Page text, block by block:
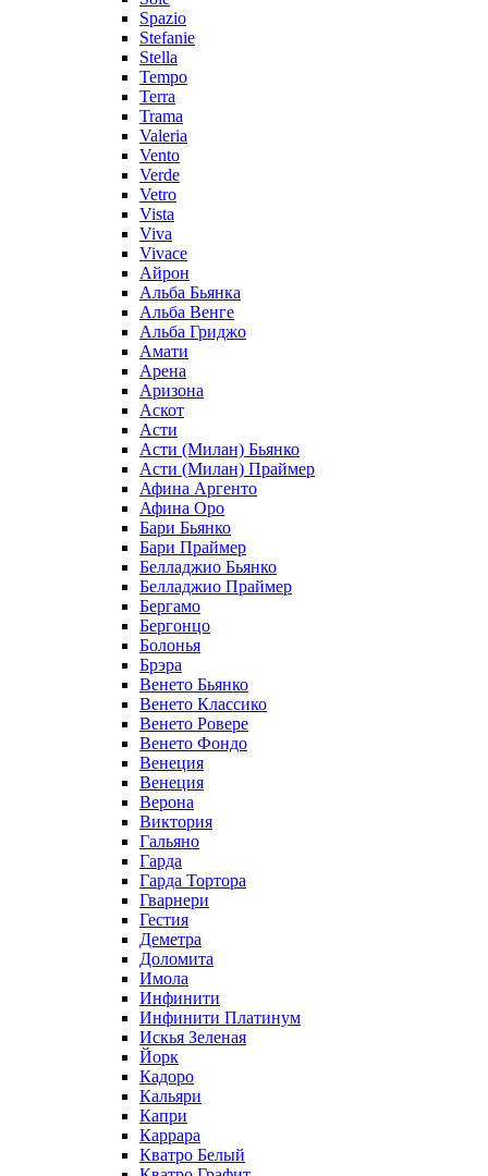
Spazio
Stefanie
Stella
Tempo
Terra
Trama
Valeria
Vento
Verde
Vetro
Vista
Viva
Vivace
Айрон
Альба Бьянка
Альба Венге
Альба Гриджо
Амати
Арена
Аризона
Аскот
Асти
Асти (Милан) Бьянко
Асти (Милан) Праймер
Афина Аргенто
Афина Оро
Бари Бьянко
Бари Праймер
Белладжио Бьянко
Белладжио Праймер
Бергамо
Бергонцо
Болонья
Брэра
Венето Бьянко
Венето Классико
Венето Ровере
Венето Фондо
Венеция
Венеция
Верона
Виктория
Гальяно
Гарда
Гарда Тортора
Гварнери
Гестия
Деметра
Доломита
Имола
Инфинити
Инфинити Платинум
Искья Зеленая
Йорк
Кадоро
Кальяри
Капри
Каррара
Кватро Белый